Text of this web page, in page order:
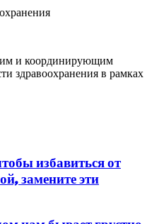
и координирующим
здравоохранения в рамках
избавиться от
замените эти